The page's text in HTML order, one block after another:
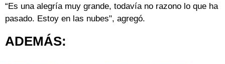
“Es una alegría muy grande, todavía no razono lo que ha
pasado. Estoy en las nubes", agregó.
ADEMÁS: